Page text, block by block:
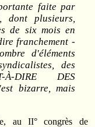
faite par
dont plusieurs,
de six mois en
franchement -
d'éléments
des
À-DIRE DES
bizarre, mais
au II° congrès de